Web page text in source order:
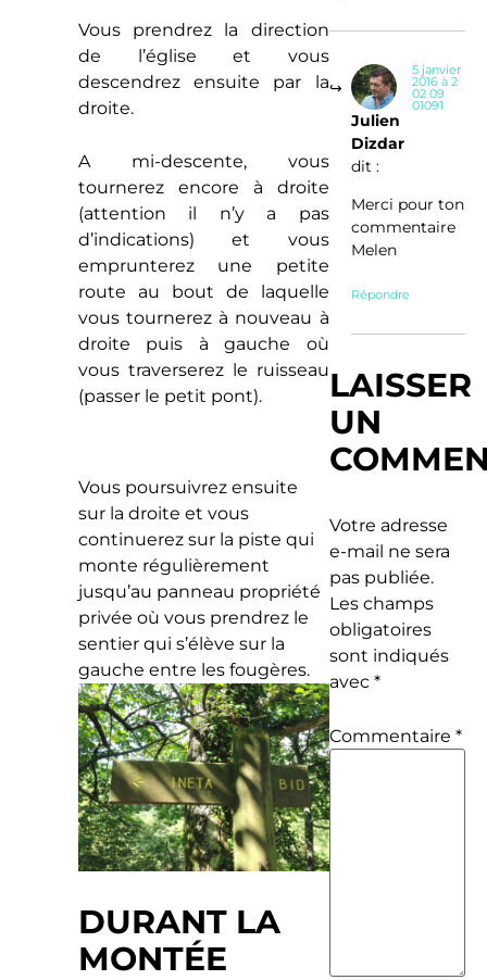
Vous prendrez la direction
de l’église et vous
descendrez ensuite par la
droite.
A mi-descente, vous
tournerez encore à droite
(attention il n’y a pas
d’indications) et vous
emprunterez une petite
route au bout de laquelle
vous tournerez à nouveau à
droite puis à gauche où
vous traverserez le ruisseau
(passer le petit pont).
Vous poursuivrez ensuite
sur la droite et vous
continuerez sur la piste qui
monte régulièrement
jusqu’au panneau propriété
privée où vous prendrez le
sentier qui s’élève sur la
gauche entre les fougères.
DURANT LA
MONTÉE
Julien
Dizdar
dit :
5 janvier
2016 à 2
02 09
01091
Merci pour ton
commentaire
Melen
Répondre
LAISSER
UN
Votre adresse
e-mail ne sera
pas publiée.
Les champs
obligatoires
sont indiqués
avec *
Commentaire *